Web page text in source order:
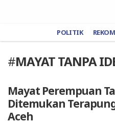
POLITIK
#MAYAT TANPA
Mayat Perempuan
Ditemukan
Aceh